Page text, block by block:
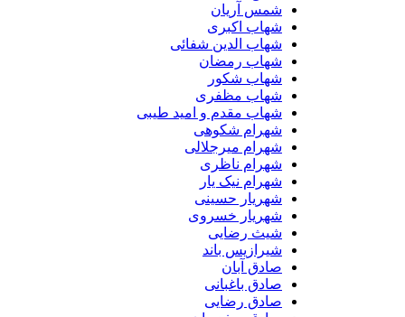
شمس آریان
شهاب اکبری
شهاب الدین شفائی
شهاب رمضان
شهاب شکور
شهاب مظفری
شهاب مقدم و امید طیبی
شهرام شکوهی
شهرام میرجلالی
شهرام ناظری
شهرام نیک یار
شهریار حسینی
شهریار خسروی
شیث رضایی
شیرازیس باند
صادق آبان
صادق باغبانی
صادق رضایی